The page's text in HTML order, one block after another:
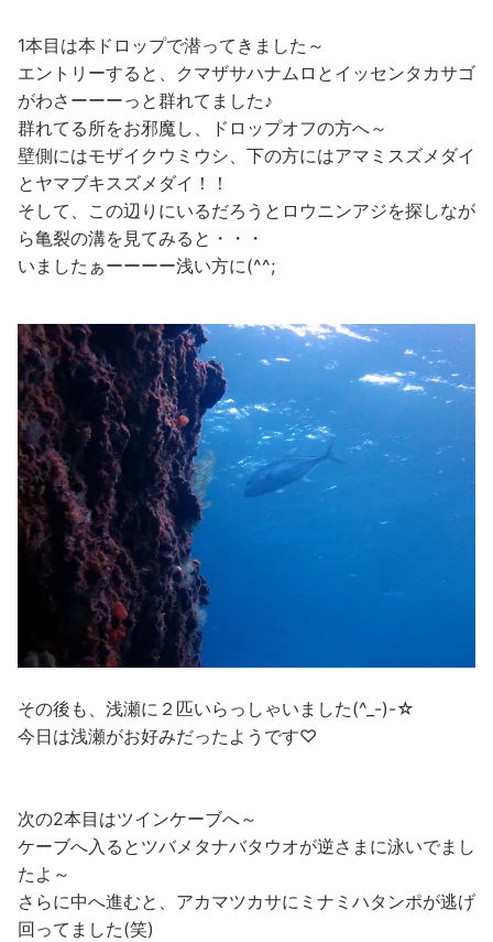
1本目は本ドロップで潜ってきました～
エントリーすると、クマザサハナムロとイッセンタカサゴ
がわさーーーっと群れてました♪
群れてる所をお邪魔し、ドロップオフの方へ～
壁側にはモザイクウミウシ、下の方にはアマミスズメダイ
とヤマブキスズメダイ！！
そして、この辺りにいるだろうとロウニンアジを探しなが
ら亀裂の溝を見てみると・・・
いましたぁーーーー浅い方に(^^;
その後も、浅瀬に２匹いらっしゃいました(^_-)-☆
今日は浅瀬がお好みだったようです♡
次の2本目はツインケーブへ～
ケーブへ入るとツバメタナバタウオが逆さまに泳いでまし
たよ～
さらに中へ進むと、アカマツカサにミナミハタンポが逃げ
回ってました(笑)